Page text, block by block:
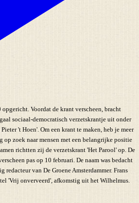
Voordat de krant verscheen, bracht
sociaal-democratisch verzetskrantje uit onder
't Hoen'. Om een krant te maken, heb je meer
op zoek naar mensen met een belangrijke positie
richtten zij de verzetskrant 'Het Parool' op. De
pas op 10 februari. De naam was bedacht
van De Groene Amsterdammer. Frans
'Vrij onverveerd', afkomstig uit het Wilhelmus.